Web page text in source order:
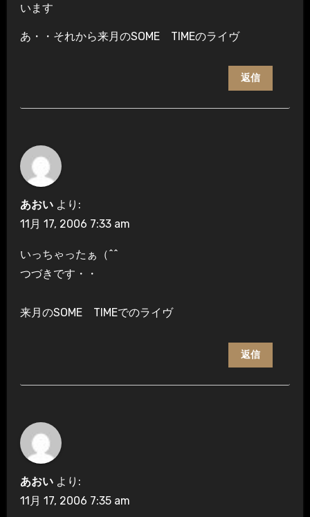
います
あ・・それから来月のSOME TIMEのライヴ
返信
あおい より:
11月 17, 2006 7:33 am
いっちゃったぁ（^^ゞ
つづきです・・
来月のSOME TIMEでのライヴ
返信
あおい より:
11月 17, 2006 7:35 am